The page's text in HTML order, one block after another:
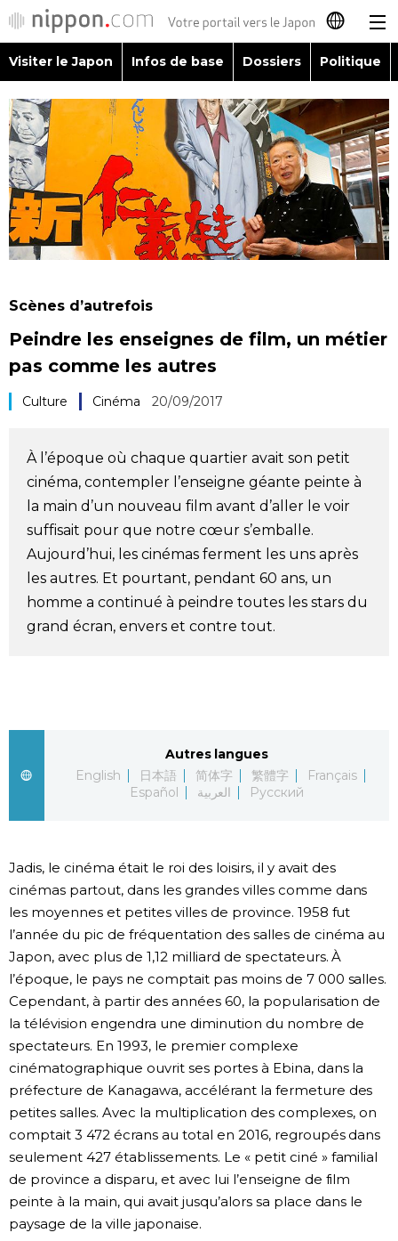
日本語
English
简体字
繁體字
Español
Русский
Visiter le Japon
Infos de base
Économie
Culture
Gastronomie
Le japonais
En plus
Séries
Personnages
Images
Vidéos
Tokyo
Visiter le Japon Infos de base Dossiers Politique
Scènes d’autrefois
Peindre les enseignes de film, un métier
pas comme les autres
Culture Cinéma 20/09/2017
À l’époque où chaque quartier avait son petit
cinéma, contempler l’enseigne géante peinte à
la main d’un nouveau film avant d’aller le voir
suffisait pour que notre cœur s’emballe.
Aujourd’hui, les cinémas ferment les uns après
les autres. Et pourtant, pendant 60 ans, un
homme a continué à peindre toutes les stars du
grand écran, envers et contre tout.
Autres langues
English
日本語 简体字 繁體字
Français
Español
العربية Русский
Jadis, le cinéma était le roi des loisirs, il y avait des
cinémas partout, dans les grandes villes comme dans
les moyennes et petites villes de province. 1958 fut
l’année du pic de fréquentation des salles de cinéma au
Japon, avec plus de 1,12 milliard de spectateurs. À
l’époque, le pays ne comptait pas moins de 7 000 salles.
Cependant, à partir des années 60, la popularisation de
la télévision engendra une diminution du nombre de
spectateurs. En 1993, le premier complexe
cinématographique ouvrit ses portes à Ebina, dans la
préfecture de Kanagawa, accélérant la fermeture des
petites salles. Avec la multiplication des complexes, on
comptait 3 472 écrans au total en 2016, regroupés dans
seulement 427 établissements. Le « petit ciné » familial
de province a disparu, et avec lui l’enseigne de film
peinte à la main, qui avait jusqu’alors sa place dans le
paysage de la ville japonaise.